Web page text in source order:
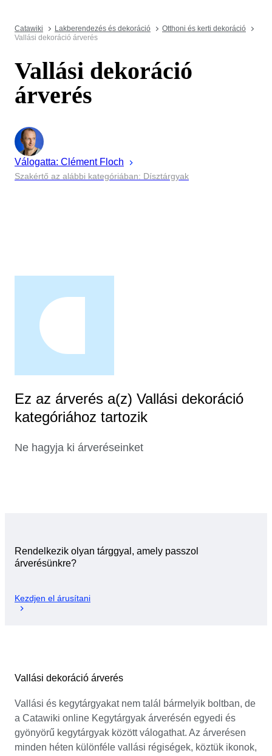
Catawiki Lakberendezés és dekoráció
Otthoni és kerti dekoráció
Vallási dekoráció árverés
Vallási dekoráció
árverés
Válogatta: Clément Floch
Szakértő az alábbi kategóriában: Dísztárgyak
Ez az árverés a(z) Vallási dekoráció
kategóriához tartozik
Ne hagyja ki árveréseinket
Rendelkezik olyan tárggyal, amely passzol
árverésünkre?
Kezdjen el árusítani
Vallási dekoráció árverés
Vallási és kegytárgyakat nem talál bármelyik boltban, de
a Catawiki online Kegytárgyak árverésén egyedi és
gyönyörű kegytárgyak között válogathat. Az árverésen
minden héten különféle vallási régiségek, köztük ikonok,